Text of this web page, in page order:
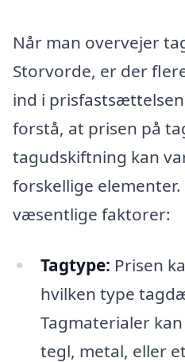
Når man overvejer
Storvorde, er der
ind i
forstå, at prisen på
tagudskiftning kan
forskellige
væsentlige faktorer:
Tagtype: Prisen
hvilken type
Tagmaterialer
tegl, metal, eller